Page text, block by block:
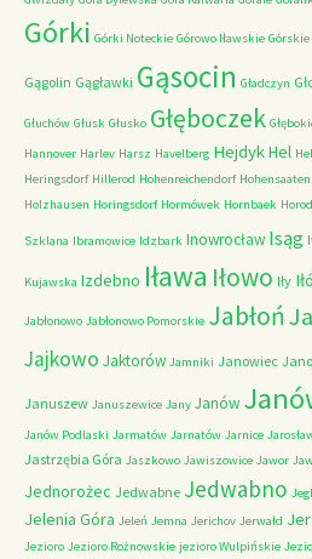
Górki Górki Noteckie Górowo Iławskie Górskie
Gągolin Gągławki Gąsocin Gładczyn
Głuchów Głusk Głusko Głęboczek
Hannover Harlev Harsz Havelberg HejdykHel
Heringsdorf Hillerod Hohenreichendorf Hohensaaten
Holzhausen Horingsdorf Hormówek Hornbaek
Szklana Ibramowice Idzbark Inowrocław Isąg
Kujawska Izdebno Iława Iłowo Iły
Jabłonowo Jabłonowo Pomorskie Jabłoń
Jajkowo Jaktorów Jamniki Janowiec
Januszew Januszewice Jany Janów
Janów Podlaski Jarmatów Jarnatów Jarnice
Jastrzębia Góra Jaszkowo Jawiszowice Jawor
Jednorożec Jedwabne Jedwabno
Jelenia Góra Jeleń Jemna Jerichov Jerwałd
Jezioro Jezioro Rożnowskie jezioro Wulpińskie